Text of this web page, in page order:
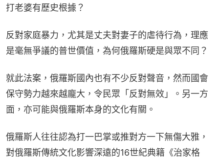
打老婆有歷史根據？
反對家庭暴力，尤其是丈夫對妻子的虐待行為，理應
是毫無爭議的普世價值，為何俄羅斯硬是與眾不同？
就此法案，俄羅斯國內也有不少反對聲音，然而國會
保守勢力越來越龐大，令民眾「反對無效」。另一方
面，亦可能與俄羅斯本身的文化有關。
俄羅斯人往往認為打一巴掌或推對方一下無傷大雅，
對俄羅斯傳統文化影響深遠的16世紀典籍《治家格